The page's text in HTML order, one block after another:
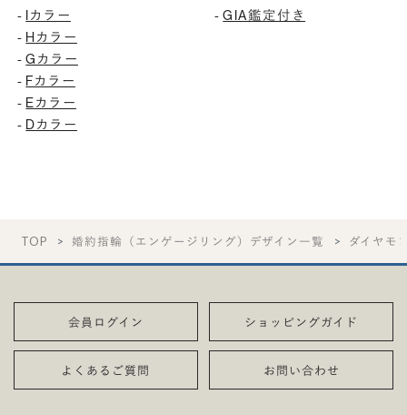
- Iカラー
- Hカラー
-Gカラー
- Fカラー
- Eカラー
- Dカラー
-GIA鑑定付き
TOP 婚約指輪（エンゲージリング）デザイン一覧 ダイヤモ
会員ログイン ショッピングガイド
よくあるご質問 お問い合わせ